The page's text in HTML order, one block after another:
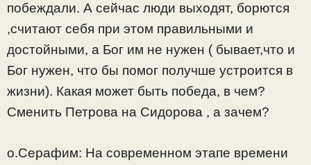
побеждали. А сейчас люди выходят, борются
,считают себя при этом правильными и
достойными, а Бог им не нужен ( бывает,что и
Бог нужен, что бы помог получше устроится в
жизни). Какая может быть победа, в чем?
Сменить Петрова на Сидорова , а зачем?
о.Серафим: На современном этапе времени